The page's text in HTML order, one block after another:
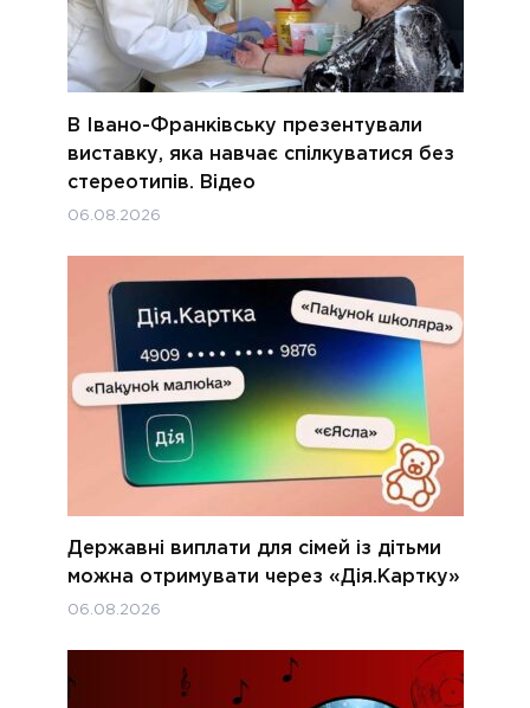
В Івано-Франківську презентували
виставку, яка навчає спілкуватися без
стереотипів. Відео
06.08.2026
Державні виплати для сімей із дітьми
можна отримувати через «Дія.Картку»
06.08.2026